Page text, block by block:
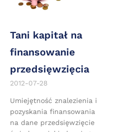
Tani kapitał na
finansowanie
przedsięwzięcia
2012-07-28
Umiejętność znalezienia i
pozyskania finansowania
na dane przedsięwzięcie